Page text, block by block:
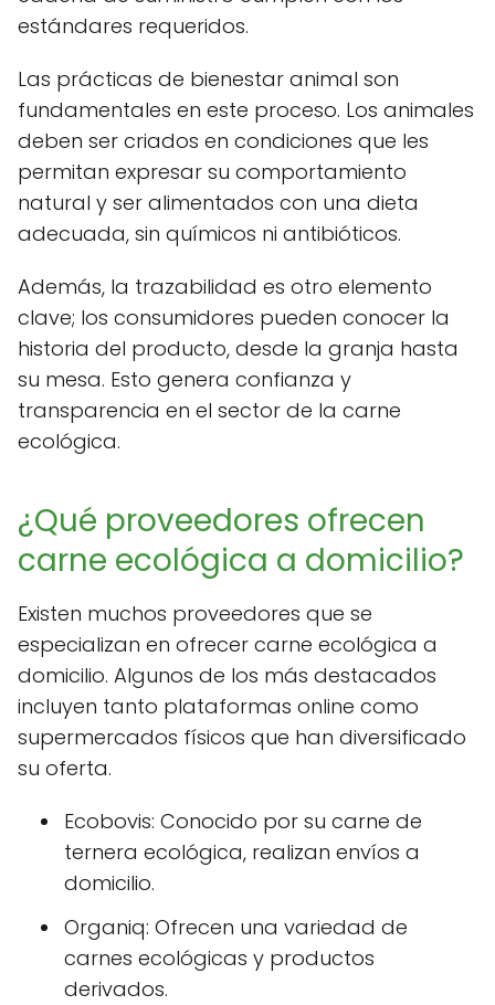
estándares requeridos.
Las prácticas de bienestar animal son
fundamentales en este proceso. Los animales
deben ser criados en condiciones que les
permitan expresar su comportamiento
natural y ser alimentados con una dieta
adecuada, sin químicos ni antibióticos.
Además, la trazabilidad es otro elemento
clave; los consumidores pueden conocer la
historia del producto, desde la granja hasta
su mesa. Esto genera confianza y
transparencia en el sector de la carne
ecológica.
¿Qué proveedores ofrecen
carne ecológica a domicilio?
Existen muchos proveedores que se
especializan en ofrecer carne ecológica a
domicilio. Algunos de los más destacados
incluyen tanto plataformas online como
supermercados físicos que han diversificado
su oferta.
Ecobovis: Conocido por su carne de
ternera ecológica, realizan envíos a
domicilio.
Organiq: Ofrecen una variedad de
carnes ecológicas y productos
derivados.